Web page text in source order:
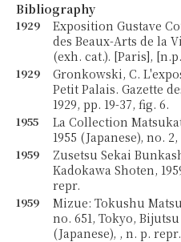
Bibliography
1929
Exposition Gustave
des Beaux-Arts de la
(exh. cat.). [Paris],
1929
Gronkowski, C.
Petit Palais. Gazette
1929, pp. 19-37, fig. 6.
1955
La Collection
1955 (Japanese), no.
1959
Zusetsu Sekai
Kadokawa Shoten,
repr.
1959
Mizue: Tokushu
no. 651, Tokyo,
(Japanese), , n. p. repr.